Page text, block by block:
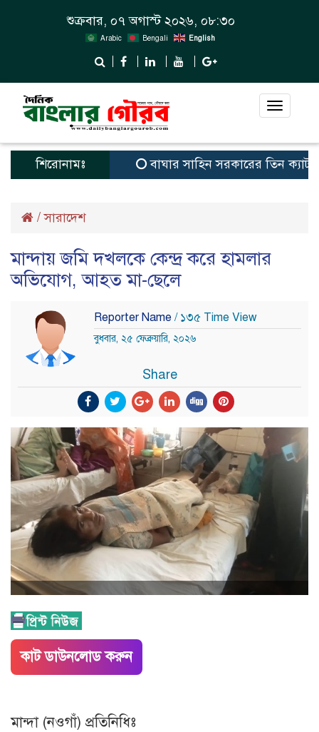
শুক্রবার, ০৭ অগাস্ট ২০২৬, ০৮:৩০
Arabic Bengali English
Toggle
শিরোনামঃ বাঘার সাহিন সরকারের তিন
/সারাদেশ
মান্দায় জমি দখলকে কেন্দ্র করে হামলার
অভিযোগ, আহত মা-ছেলে
Reporter Name / ১৩৫ Time View
বুধবার, ২৫ ফেব্রুয়ারি, ২০২৬
Share
কাট ডাউনলোড করুন
মান্দা (নওগাঁ) প্রতিনিধিঃ